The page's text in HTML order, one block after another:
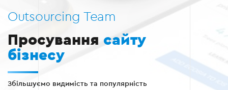
Outsourcing Team
Просування сайту
бізнесу
Збільшуємо видимість та популярність